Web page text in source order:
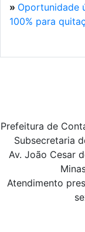
» Oportunidade
100% para
Prefeitura de
Subsecretaria
Av. João Cesar
Atendimento